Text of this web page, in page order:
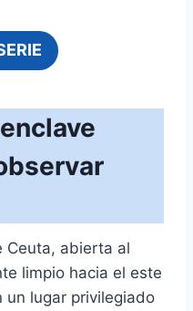
Ceuta, abierta al
limpio hacia el este
un lugar privilegiado